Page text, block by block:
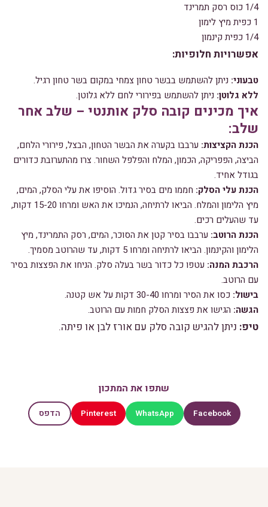
1/4 כוס רסק תמרינד
1 כפית מיץ לימון
1/4 כפית קינמון
אפשרויות חלופיות:
טבעוני: ניתן להשתמש בבשר טחון צמחי במקום בשר טחון רגיל.
ללא גלוטן: ניתן להשתמש בפירורי לחם ללא גלוטן.
איך מכינים קובה סלק אותנטי – שלב אחר
שלב:
הכנת הקציצות: ערבבו בקערה את הבשר הטחון, הבצל, פירורי הלחם,
הביצה, הפפריקה, הכמון, המלח והפלפל השחור. צרו מהתערובת כדורים
בגודל אחיד.
הכנת עלי הסלק: חממו מים בסיר גדול. הוסיפו את עלי הסלק, המים,
מיץ הלימון והמלח. הביאו לרתיחה, הנמיכו את האש ומרחו 15-20 דקות,
עד שהעלים רכים.
הכנת הרוטב: ערבבו בסיר קטן את הסוכר, המים, רסק התמרינד, מיץ
הלימון והקינמון. הביאו לרתיחה ומרחו 5 דקות, עד שהרוטב מסמיך.
הרכבת המנה: עטפו כל כדור בשר בעלה סלק. הניחו את הפצצות בסיר
עם הרוטב.
בישול: כסו את הסיר ומרחו 30-40 דקות על אש קטנה.
הגשה: הגישו את פצצות הסלק חמות עם הרוטב.
טיפ: ניתן להגיש קובה סלק עם אורז לבן או פיתה.
שתפו את המתכון
Facebook
WhatsApp
Pinterest הדפס